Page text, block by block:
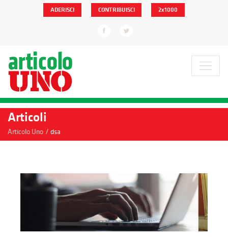
ADERISCI CONTRIBUISCI 2x1000
Articoli
Articolo Uno / dsa